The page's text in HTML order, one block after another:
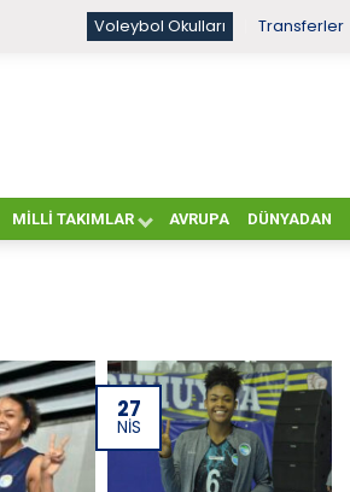
Voleybol Okulları Transferler
MILLI TAKIMLAR AVRUPA DÜNYADAN
27
NIS